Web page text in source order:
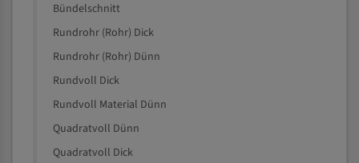
Bündelschnitt
Rundrohr (Rohr) Dick
Rundrohr (Rohr) Dünn
Rundvoll Dick
Rundvoll Material Dünn
Quadratvoll Dünn
Quadratvoll Dick